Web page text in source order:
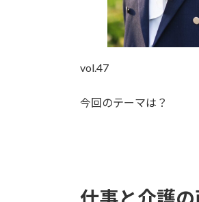
vol.47
今回のテーマは？